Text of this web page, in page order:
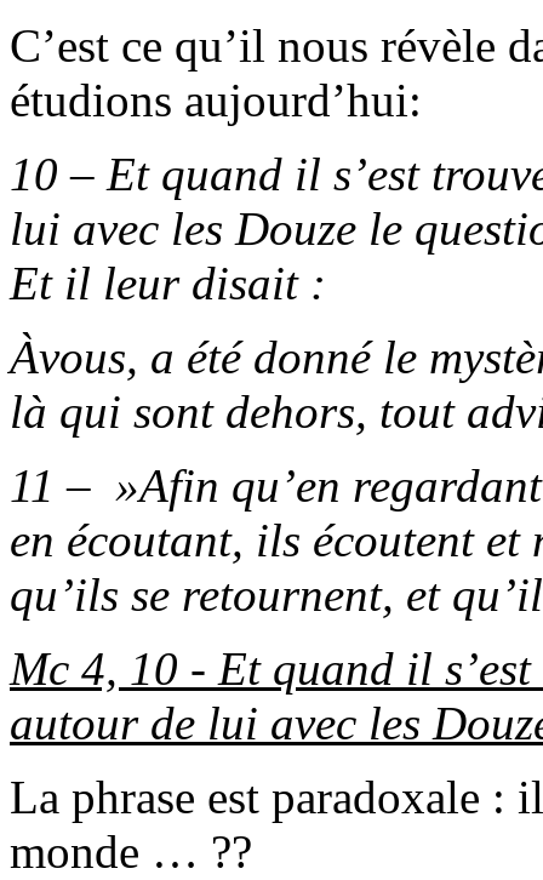
C’est ce qu’il nous révèle
étudions aujourd’hui:
10 – Et quand il s’est
lui avec les Douze le
Et il leur disait :
Àvous, a été donné le
là qui sont dehors, tout
11 – «Afin qu’en
en écoutant, ils écoutent et
qu’ils se retournent, et
Mc 4, 10 - Et quand il
autour de lui avec les
La phrase est paradoxale
monde … ??